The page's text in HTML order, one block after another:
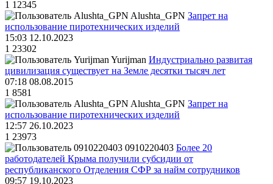
1 12345
Alushta_GPN Запрет на
использование пиротехнических изделий
15:03 12.10.2023
1 23302
Yurijman Индустриально развитая
цивилизация существует на Земле десятки тысяч лет
07:18 08.08.2015
1 8581
Alushta_GPN Запрет на
использование пиротехнических изделий
12:57 26.10.2023
1 23973
0910220403 Более 20
работодателей Крыма получили субсидии от
республиканского Отделения СФР за найм сотрудников
09:57 19.10.2023